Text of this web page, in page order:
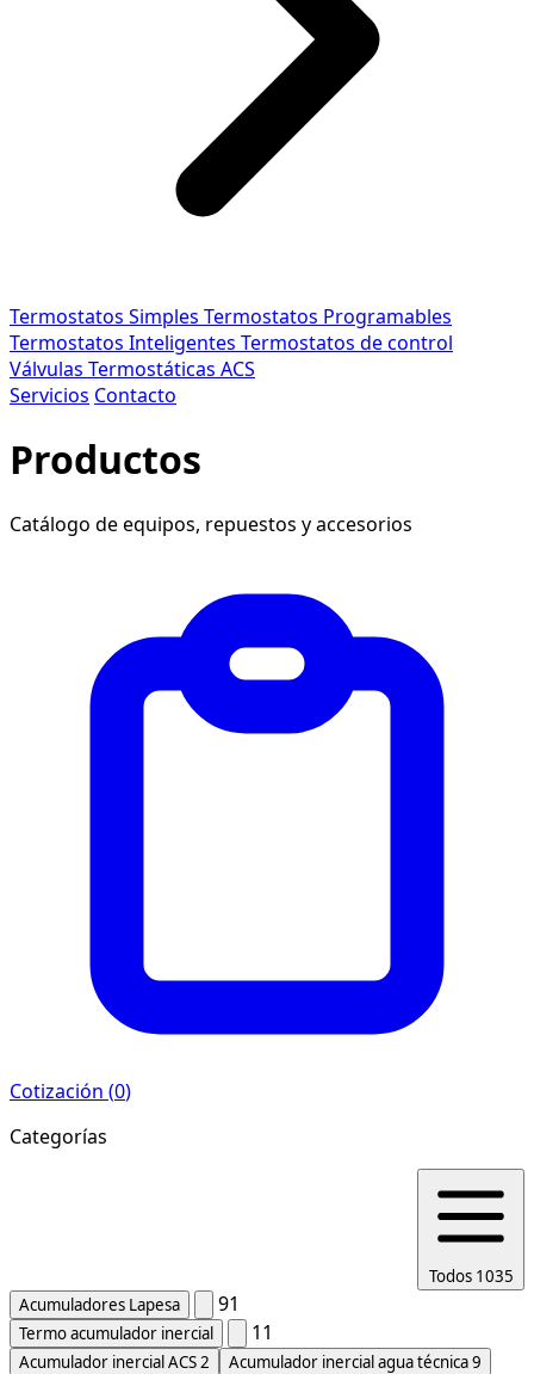
Termostatos Simples Termostatos Programables
Termostatos Inteligentes Termostatos de control
Válvulas Termostáticas ACS
Servicios Contacto
Productos
Catálogo de equipos, repuestos y accesorios
Cotización (0)
Categorías
Todos 1035
Acumuladores Lapesa
91
Termo acumulador inercial 11
Acumulador inercial ACS2 Acumulador inercial agua técnica9